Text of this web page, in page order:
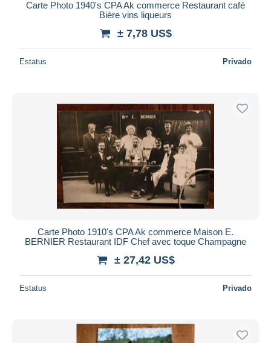
Carte Photo 1940's CPA Ak commerce Restaurant café
Bière vins liqueurs
± 7,78 US$
Estatus Privado
Carte Photo 1910's CPA Ak commerce Maison E.
BERNIER Restaurant IDF Chef avec toque Champagne
± 27,42 US$
Estatus Privado